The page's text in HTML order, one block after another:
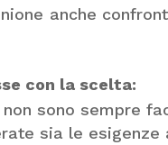
anche
con la scelta:
sono sempre
sia le